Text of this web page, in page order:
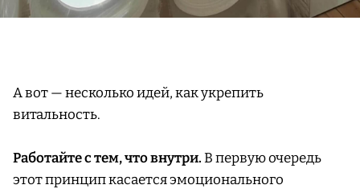
А вот — несколько идей, как укрепить
витальность.
Работайте с тем, что внутри.В первую очередь
этот принцип касается эмоционального